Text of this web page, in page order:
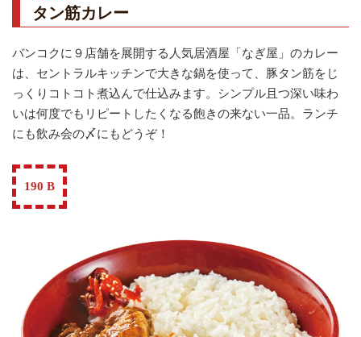
タン筋カレー
バンコクに９店舗を展開する人気居酒屋「なぎ屋」のカレー
は、セントラルキッチンで大きな鍋を使って、豚タン筋をじ
っくりコトコト煮込んで仕込みます。シンプル且つ深い味わ
いは何度でもリピートしたくなる飽きの来ない一品。ランチ
にも飲み会の〆にもどうぞ！
190 B